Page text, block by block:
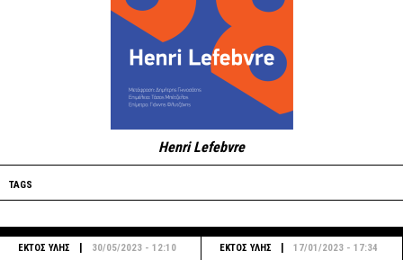
Henri Lefebvre
TAGS
ΕΚΤΟΣ ΥΛΗΣ 30/05/2023 - 12:10 ΕΚΤΟΣ ΥΛΗΣ 17/01/2023 - 17:34